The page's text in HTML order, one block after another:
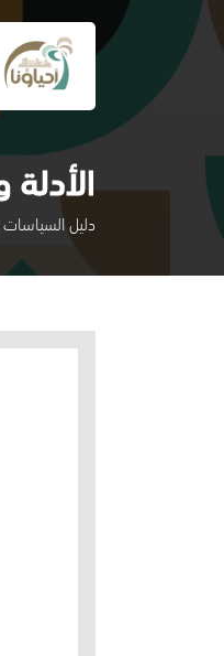
الأدلة
دليل السياسات